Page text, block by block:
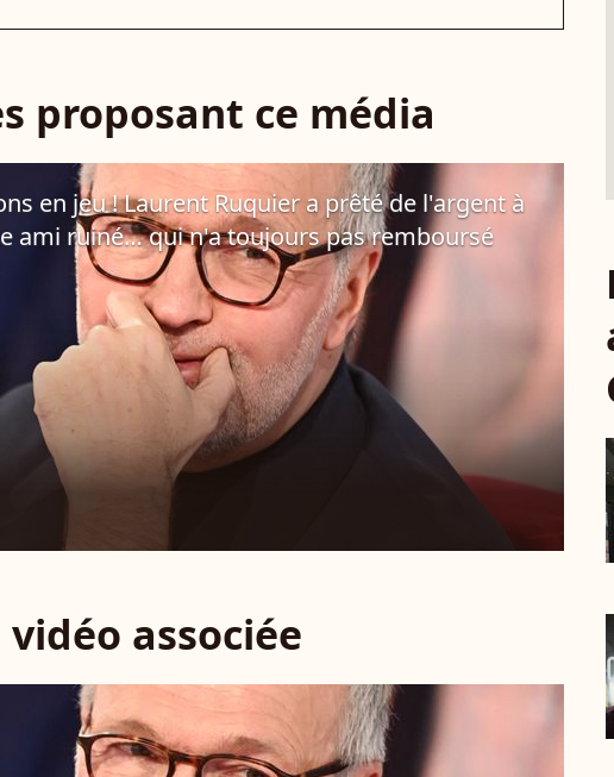
proposant ce média
en jeu ! Laurent Ruquier a prêté de l'argent à
ami ruiné… qui n'a toujours pas remboursé
associée